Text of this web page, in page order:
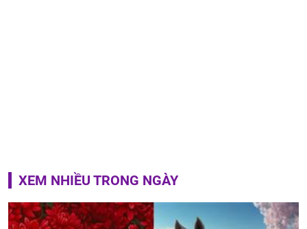
XEM NHIỀU TRONG NGÀY